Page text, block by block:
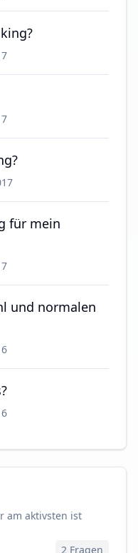
für mein
und normalen
am aktivsten ist
2 Fragen